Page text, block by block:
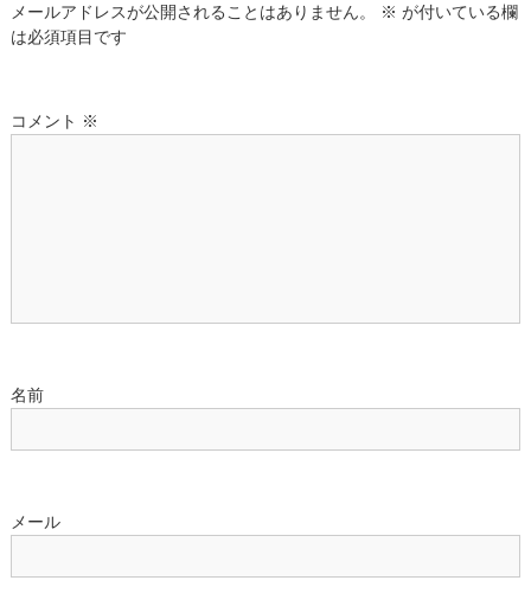
ビ
ー
メールアドレスが公開されることはありません。 ※ が付いている欄
は必須項目です
コメント ※
名前
メール